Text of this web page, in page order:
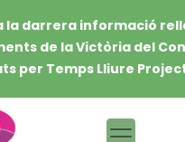
la darrera informació
de la Victòria del
per Temps Lliure